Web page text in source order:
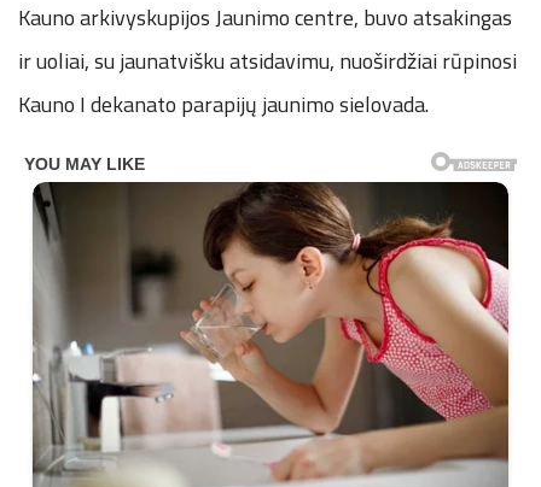
Kauno arkivyskupijos Jaunimo centre, buvo atsakingas
ir uoliai, su jaunatvišku atsidavimu, nuoširdžiai rūpinosi
Kauno I dekanato parapijų jaunimo sielovada.